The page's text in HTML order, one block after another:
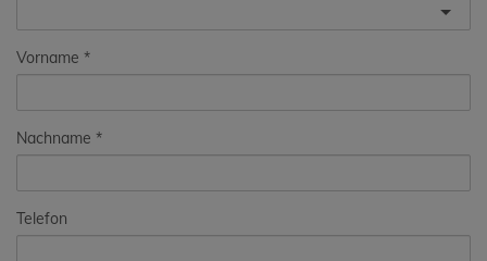
Vorname
Nachname
Telefon